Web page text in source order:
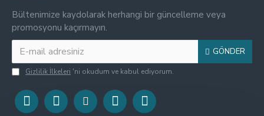
Bültenimize kaydolarak herhangi bir güncelleme veya
promosyonu kaçırmayın.
GÖNDER
Gizlilik İlkeleri 'ni okudum ve kabul ediyorum.